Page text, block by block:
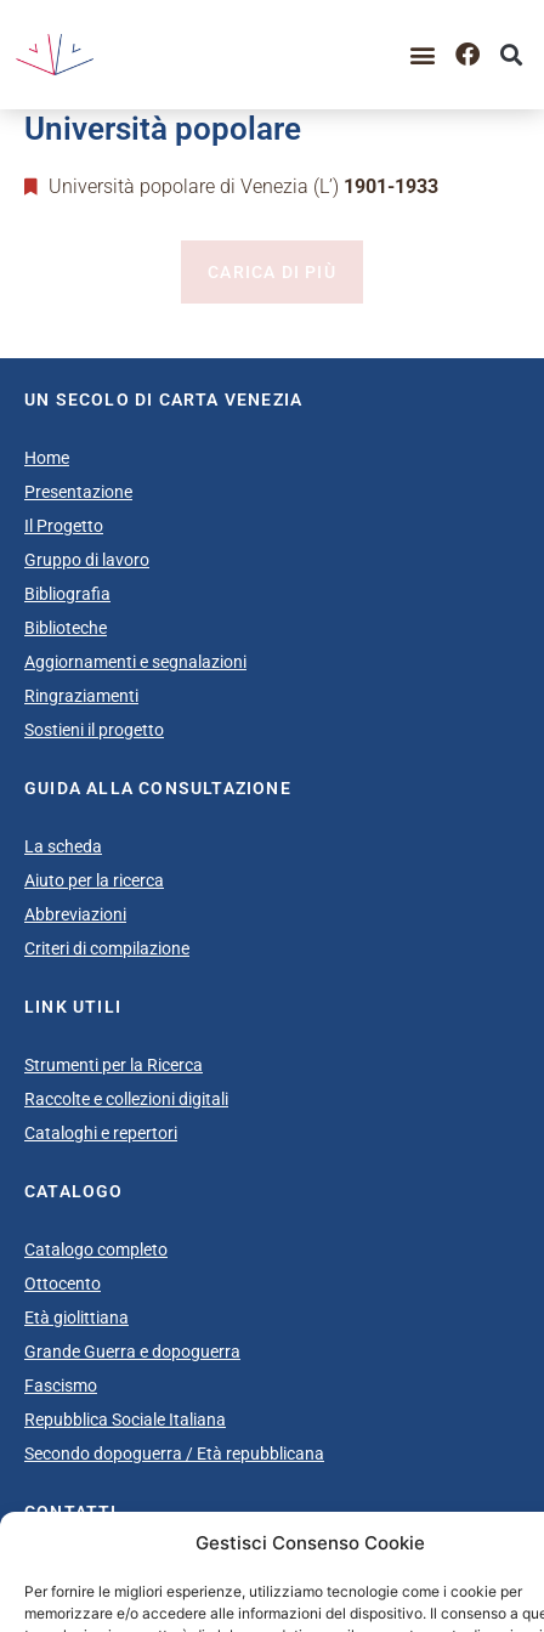
Gestisci Consenso Cookie
Per fornire le migliori esperienze, utilizziamo tecnologie come i cookie per
memorizzare e/o accedere alle informazioni del dispositivo. Il consenso a
Università popolare
Università popolare di Venezia (L’) 1901-1933
CARICA DI PIÙ
UN SECOLO DI CARTA VENEZIA
Home
Presentazione
Il Progetto
Gruppo di lavoro
Bibliografia
Biblioteche
Aggiornamenti e segnalazioni
Ringraziamenti
Sostieni il progetto
GUIDA ALLA CONSULTAZIONE
La scheda
Aiuto per la ricerca
Abbreviazioni
Criteri di compilazione
LINK UTILI
Strumenti per la Ricerca
Raccolte e collezioni digitali
Cataloghi e repertori
CATALOGO
Catalogo completo
Ottocento
Età giolittiana
Grande Guerra e dopoguerra
Fascismo
Repubblica Sociale Italiana
Secondo dopoguerra / Età repubblicana
CONTATTI